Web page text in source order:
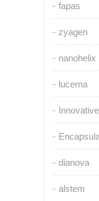
fapas
zyagen
nanohelix
lucerna
dianova
alstem